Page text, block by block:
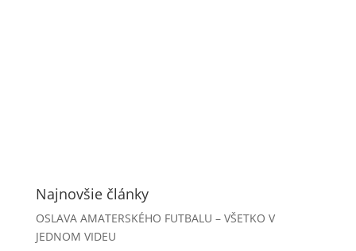
Najnovšie články
OSLAVA AMATERSKÉHO FUTBALU – VŠETKO V
JEDNOM VIDEU